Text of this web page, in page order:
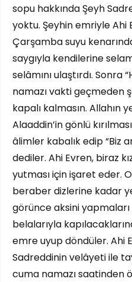
sopu hakkında Şeyh
yoktu. Şeyhin emriyle Ahi
Çarşamba suyu
saygıyla kendilerine
selâmını ulaştırdı.
namazı vakti geçmeden
kapalı kalmasın. Allahın
Alaaddin’in gönlü
âlimler kabalık edip “Biz
dediler. Ahi Evren, biraz
yutması için işaret eder.
beraber dizlerine kadar
görünce aksini yapmaları
belalarıyla
emre uyup döndüler. Ahi
Sadreddinin velâyeti ile
cuma namazı saatinden